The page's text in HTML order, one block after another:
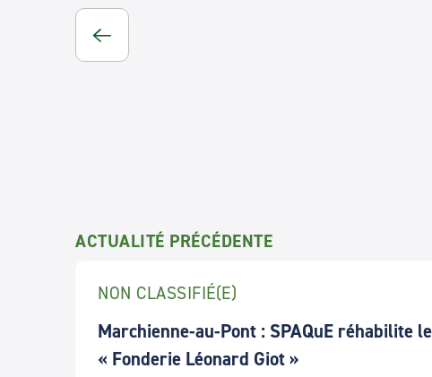
ACTUALITÉ PRÉCÉDENTE
NON CLASSIFIÉ(E)
Marchienne-au-Pont : SPAQuE réhabilite
« Fonderie Léonard Giot »